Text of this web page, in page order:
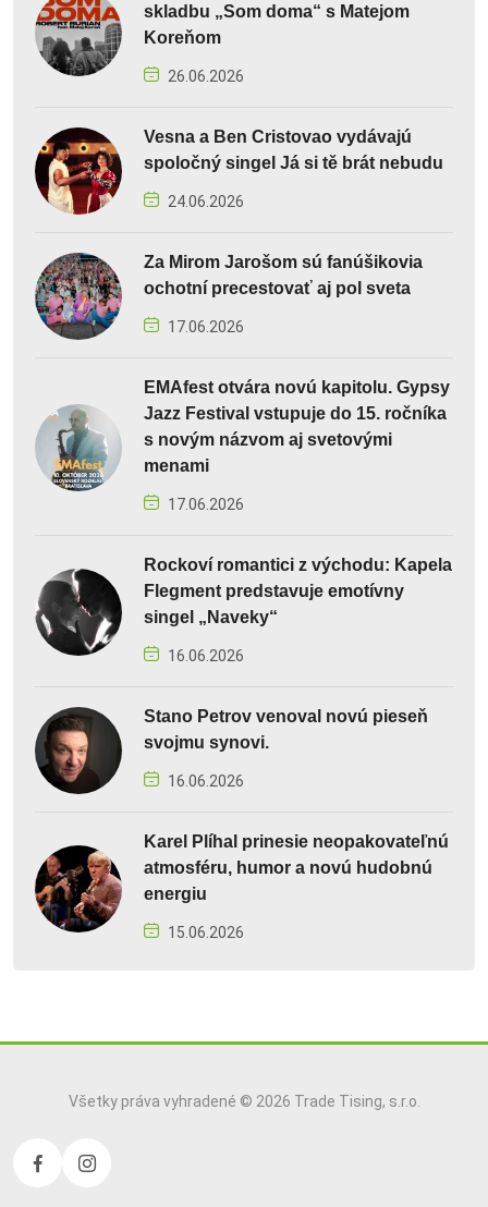
skladbu „Som doma“ s Matejom
Koreňom
26.06.2026
Vesna a Ben Cristovao vydávajú
spoločný singel Já si tě brát nebudu
24.06.2026
Za Mirom Jarošom sú fanúšikovia
ochotní precestovať aj pol sveta
17.06.2026
EMAfest otvára novú kapitolu. Gypsy
Jazz Festival vstupuje do 15. ročníka
s novým názvom aj svetovými
menami
17.06.2026
Rockoví romantici z východu: Kapela
Flegment predstavuje emotívny
singel „Naveky“
16.06.2026
Stano Petrov venoval novú pieseň
svojmu synovi.
16.06.2026
Karel Plíhal prinesie neopakovateľnú
atmosféru, humor a novú hudobnú
energiu
15.06.2026
Všetky práva vyhradené © 2026 Trade Tising, s.r.o.